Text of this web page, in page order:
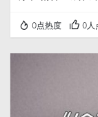
都应该探索更多
多的机遇和助力
0点热度 0人